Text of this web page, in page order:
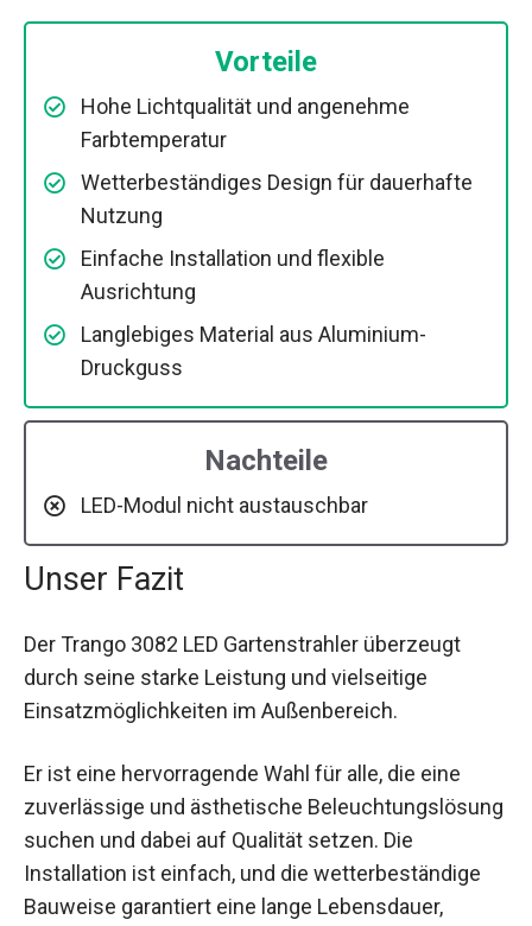
Vorteile
Hohe Lichtqualität und angenehme
Farbtemperatur
Wetterbeständiges Design für dauerhafte
Nutzung
Einfache Installation und flexible
Ausrichtung
Langlebiges Material aus Aluminium-
Druckguss
Nachteile
LED-Modul nicht austauschbar
Unser Fazit
Der Trango 3082 LED Gartenstrahler überzeugt
durch seine starke Leistung und vielseitige
Einsatzmöglichkeiten im Außenbereich.
Er ist eine hervorragende Wahl für alle, die eine
zuverlässige und ästhetische Beleuchtungslösung
suchen und dabei auf Qualität setzen. Die
Installation ist einfach, und die wetterbeständige
Bauweise garantiert eine lange Lebensdauer,